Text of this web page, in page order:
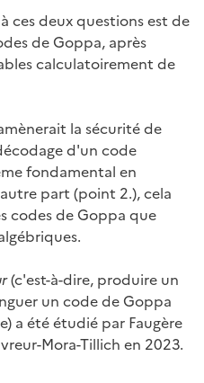
ces deux questions est de
de Goppa, après
calculatoirement de
la sécurité de
d'un code
fondamental en
part (point 2.), cela
codes de Goppa que
(c'est-à-dire, produire un
un code de Goppa
a été étudié par Faugère
Mora-Tillich en 2023.